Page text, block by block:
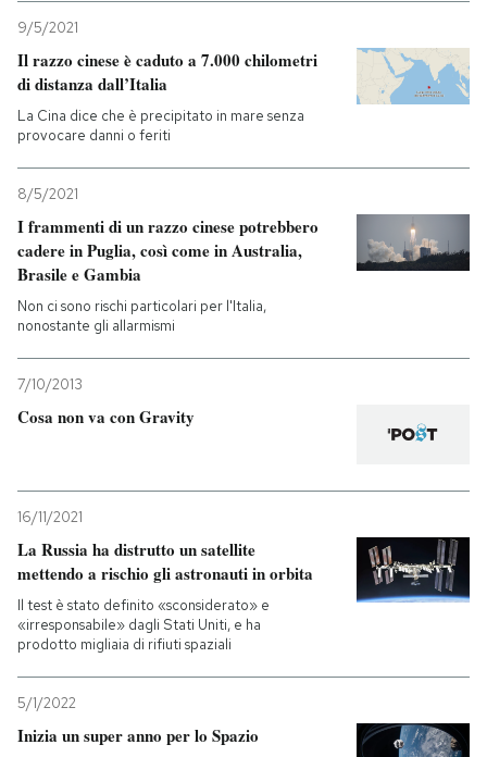
9/5/2021
Il razzo cinese è caduto a 7.000 chilometri
di distanza dall’Italia
La Cina dice che è precipitato in mare senza
provocare danni o feriti
8/5/2021
I frammenti di un razzo cinese potrebbero
cadere in Puglia, così come in Australia,
Brasile e Gambia
Non ci sono rischi particolari per l'Italia,
nonostante gli allarmismi
7/10/2013
Cosa non va con Gravity
16/11/2021
La Russia ha distrutto un satellite
mettendo a rischio gli astronauti in orbita
Il test è stato definito «sconsiderato» e
«irresponsabile» dagli Stati Uniti, e ha
prodotto migliaia di rifiuti spaziali
5/1/2022
Inizia un super anno per lo Spazio